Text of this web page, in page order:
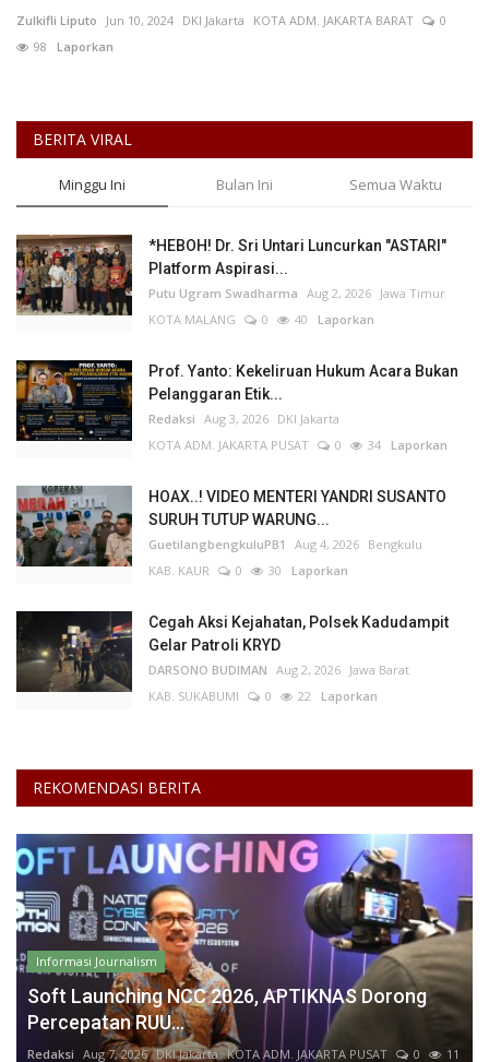
Keamanan
Cybers Event
UMKM & Ekonomi Kreatif
Pekerja Migran Indonesia
Ekonomi
Pendidikan
Informasi Journalism
Olahraga
Kesehatan
Perempuan/Anak
Zulkifli Liputo Jun 10, 2024 DKI Jakarta KOTA ADM. JAKARTA BARAT
0
98 Laporkan
BERITA VIRAL
Minggu Ini Bulan Ini Semua Waktu
*HEBOH! Dr. Sri Untari Luncurkan "ASTARI"
Platform Aspirasi...
Putu Ugram Swadharma Aug 2, 2026 Jawa Timur
KOTA MALANG
0 40 Laporkan
Prof. Yanto: Kekeliruan Hukum Acara Bukan
Pelanggaran Etik...
Redaksi Aug 3, 2026 DKI Jakarta
KOTA ADM. JAKARTA PUSAT
0 34 Laporkan
HOAX..! VIDEO MENTERI YANDRI SUSANTO
SURUH TUTUP WARUNG...
GuetilangbengkuluPB1 Aug 4, 2026 Bengkulu
KAB. KAUR
0 30 Laporkan
Cegah Aksi Kejahatan, Polsek Kadudampit
Gelar Patroli KRYD
DARSONO BUDIMAN Aug 2, 2026 Jawa Barat
KAB. SUKABUMI
0 22 Laporkan
REKOMENDASI BERITA
Informasi Journalism
Soft Launching NCC 2026, APTIKNAS Dorong
Percepatan RUU...
Redaksi Aug 7, 2026 DKI Jakarta KOTA ADM. JAKARTA PUSAT 0
11